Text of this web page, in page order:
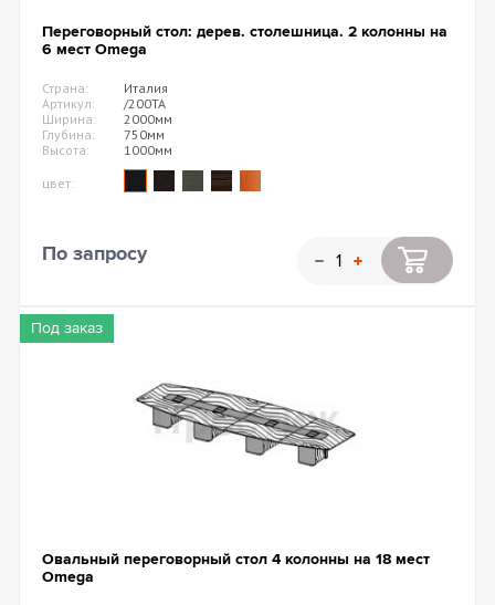
Переговорный стол: дерев. столешница. 2 колонны на
6 мест Omega
Страна:
Италия
Артикул:
/200TA
Ширина:
2000мм
Глубина:
750мм
Высота:
1000мм
цвет:
По запросу
Под заказ
Овальный переговорный стол 4 колонны на 18 мест
Omega